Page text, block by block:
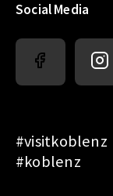
Social Media
#visitkoblenz
#koblenz